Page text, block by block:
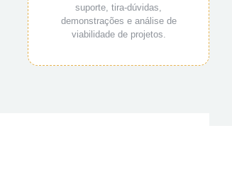
suporte, tira-dúvidas,
demonstrações e análise de
viabilidade de projetos.